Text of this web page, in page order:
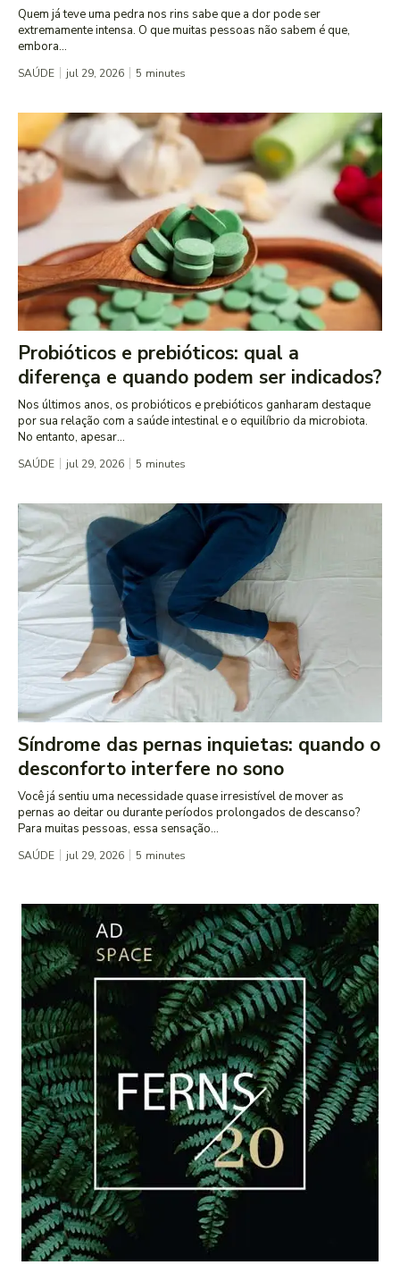
Quem já teve uma pedra nos rins sabe que a dor pode ser
extremamente intensa. O que muitas pessoas não sabem é que,
embora...
SAÚDE jul 29, 2026 5 minutes
Probióticos e prebióticos: qual a
diferença e quando podem ser indicados?
Nos últimos anos, os probióticos e prebióticos ganharam destaque
por sua relação com a saúde intestinal e o equilíbrio da microbiota.
No entanto, apesar...
SAÚDE jul 29, 2026 5 minutes
Síndrome das pernas inquietas: quando o
desconforto interfere no sono
Você já sentiu uma necessidade quase irresistível de mover as
pernas ao deitar ou durante períodos prolongados de descanso?
Para muitas pessoas, essa sensação...
SAÚDE jul 29, 2026 5 minutes